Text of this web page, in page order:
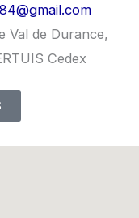
Val de Durance,
Cedex